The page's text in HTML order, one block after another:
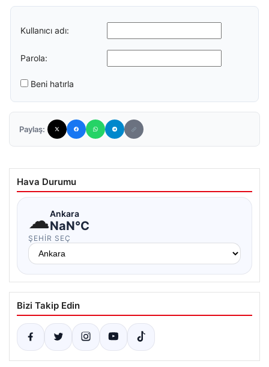
Kullanıcı adı:
Parola:
Beni hatırla
Paylaş:
Hava Durumu
☁Ankara
NaN°C
ŞEHIR SEÇ
Bizi Takip Edin